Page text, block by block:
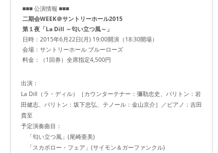
■■■ 公演情報 ■■■
二期会WEEK＠サントリーホール2015
第１夜「La Dill ～匂い立つ風～」
日時：2015年6月22日(月) 19:00開演（18:30開場）
会場：サントリーホール ブルーローズ
料金：（1回券）全席指定4,500円
出演：
La Dill（ラ・ディル）［カウンターテナー：彌勒忠史、バリトン：岩
田健志、バリトン：坂下忠弘、テノール：金山京介］／ピアノ：吉田
貴至
予定演奏曲目：
「匂い立つ風」(尾崎亜美)
「スカボロー・フェア」(サイモン＆ガーファンクル)